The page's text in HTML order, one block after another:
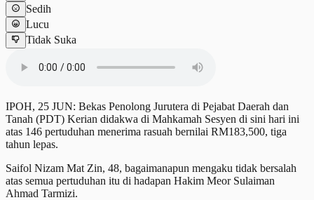
Sedih
Lucu
Tidak Suka
IPOH, 25 JUN: Bekas Penolong Jurutera di Pejabat Daerah dan
Tanah (PDT) Kerian didakwa di Mahkamah Sesyen di sini hari ini
atas 146 pertuduhan menerima rasuah bernilai RM183,500, tiga
tahun lepas.
Saifol Nizam Mat Zin, 48, bagaimanapun mengaku tidak bersalah
atas semua pertuduhan itu di hadapan Hakim Meor Sulaiman
Ahmad Tarmizi.